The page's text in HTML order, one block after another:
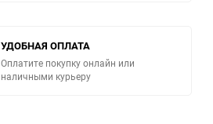
УДОБНАЯ ОПЛАТА
Оплатите покупку онлайн или
наличными курьеру